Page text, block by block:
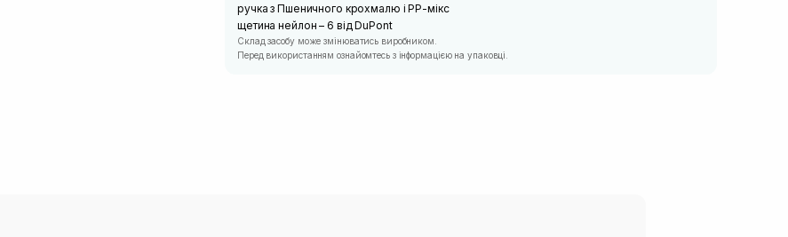
ручка з Пшеничного крохмалю і РР-мікс
щетина нейлон – 6 від DuPont
Склад засобу може змінюватись виробником.
Перед використанням ознайомтесь з інформацією на упаковці.